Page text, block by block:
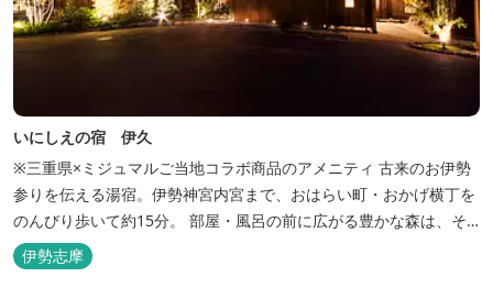
いにしえの宿 伊久
※三重県×ミジュマルご当地コラボ商品のアメニティ 古来のお伊勢
参りを伝える湯宿。伊勢神宮内宮まで、おはらい町・おかげ横丁を
のんびり歩いて約15分。 部屋・風呂の前に広がる豊かな森は、そ
のまま内宮の森へと連なっています。 お伊勢さんとつながってい
る・・そんな気持ちになる宿です。 館内には2つの大浴場と趣の異
伊勢志摩